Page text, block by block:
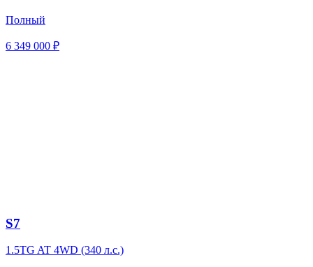
Полный
6 349 000 ₽
S7
1.5TG AT 4WD (340 л.с.)